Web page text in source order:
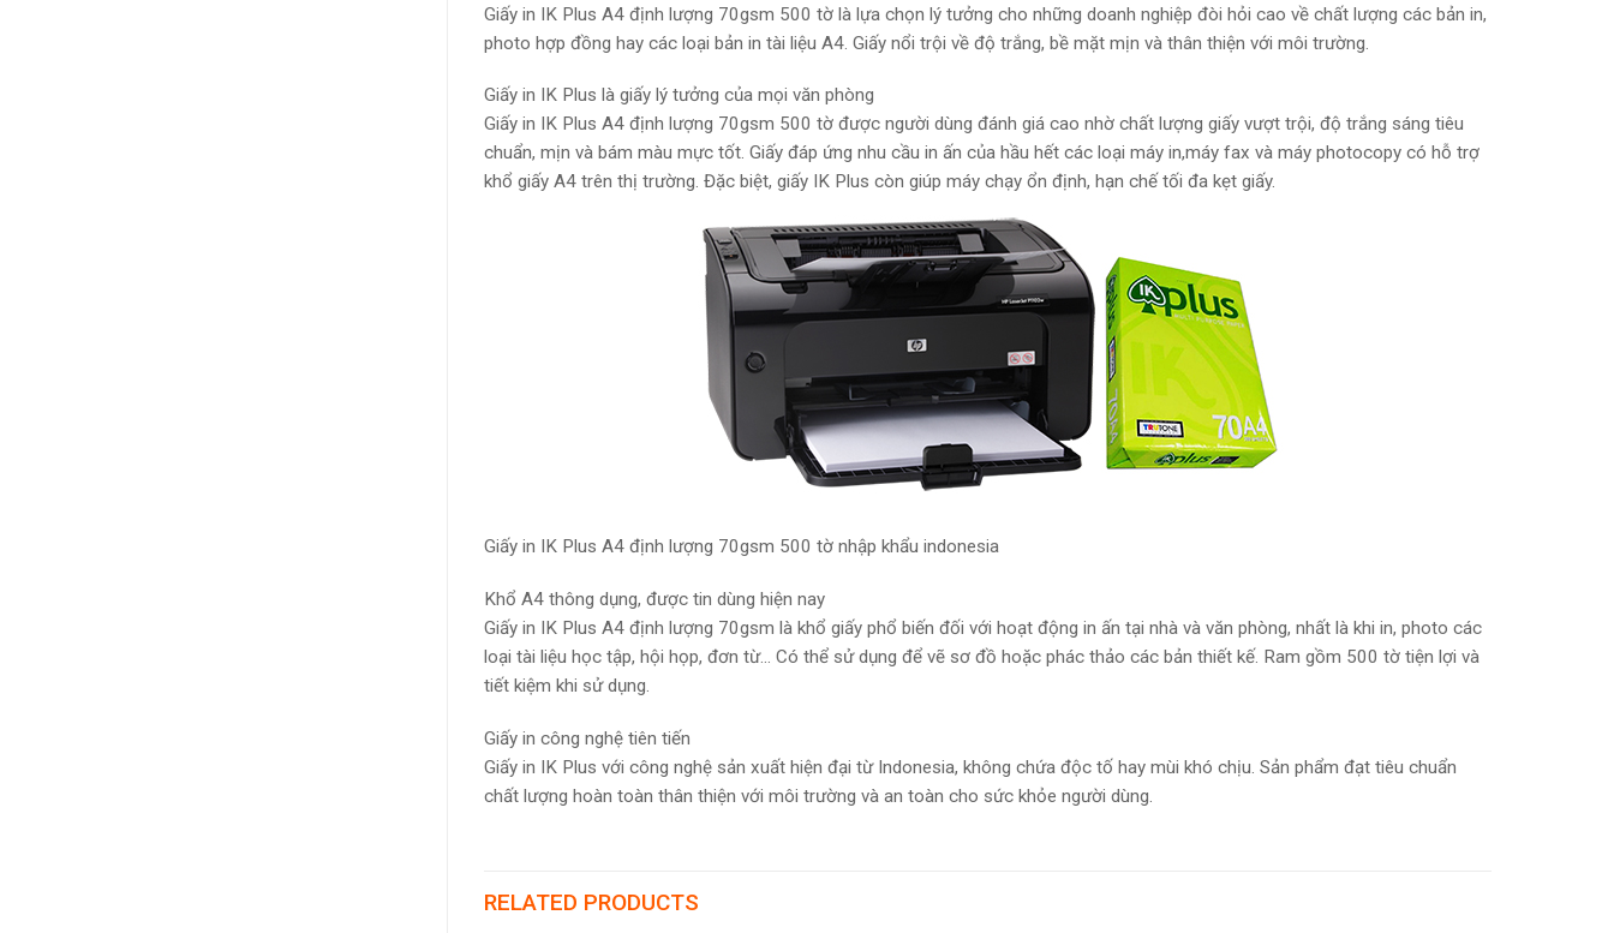
Giấy in IK Plus A4 định lượng 70gsm 500 tờ là lựa chọn lý tưởng cho những doanh nghiệp đòi hỏi cao về chất lượng các bản in,
photo hợp đồng hay các loại bản in tài liệu A4. Giấy nổi trội về độ trắng, bề mặt mịn và thân thiện với môi trường.
Giấy in IK Plus là giấy lý tưởng của mọi văn phòng
Giấy in IK Plus A4 định lượng 70gsm 500 tờ được người dùng đánh giá cao nhờ chất lượng giấy vượt trội, độ trắng sáng tiêu
chuẩn, mịn và bám màu mực tốt. Giấy đáp ứng nhu cầu in ấn của hầu hết các loại máy in,máy fax và máy photocopy có hỗ trợ
khổ giấy A4 trên thị trường. Đặc biệt, giấy IK Plus còn giúp máy chạy ổn định, hạn chế tối đa kẹt giấy.
Giấy in IK Plus A4 định lượng 70gsm 500 tờ nhập khẩu indonesia
Khổ A4 thông dụng, được tin dùng hiện nay
Giấy in IK Plus A4 định lượng 70gsm là khổ giấy phổ biến đối với hoạt động in ấn tại nhà và văn phòng, nhất là khi in, photo các
loại tài liệu học tập, hội họp, đơn từ… Có thể sử dụng để vẽ sơ đồ hoặc phác thảo các bản thiết kế. Ram gồm 500 tờ tiện lợi và
tiết kiệm khi sử dụng.
Giấy in công nghệ tiên tiến
Giấy in IK Plus với công nghệ sản xuất hiện đại từ Indonesia, không chứa độc tố hay mùi khó chịu. Sản phẩm đạt tiêu chuẩn
chất lượng hoàn toàn thân thiện với môi trường và an toàn cho sức khỏe người dùng.
RELATED PRODUCTS